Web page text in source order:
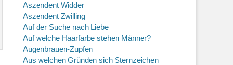
Aszendent Widder
Aszendent Zwilling
Auf der Suche nach Liebe
Auf welche Haarfarbe stehen Männer?
Augenbrauen-Zupfen
Aus welchen Gründen sich Sternzeichen